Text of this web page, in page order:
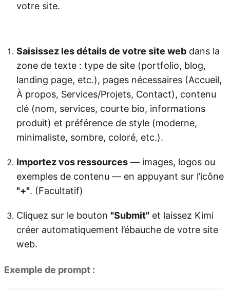
votre site.
Saisissez les détails de votre site web dans la
zone de texte : type de site (portfolio, blog,
landing page, etc.), pages nécessaires (Accueil,
À propos, Services/Projets, Contact), contenu
clé (nom, services, courte bio, informations
produit) et préférence de style (moderne,
minimaliste, sombre, coloré, etc.).
Importez vos ressources — images, logos ou
exemples de contenu — en appuyant sur l’icône
"+". (Facultatif)
Cliquez sur le bouton "Submit" et laissez Kimi
créer automatiquement l’ébauche de votre site
web.
Exemple de prompt :